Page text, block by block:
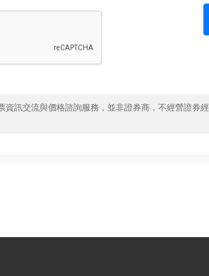
資訊交流與價格諮詢服務，並非證券商，不經營證券